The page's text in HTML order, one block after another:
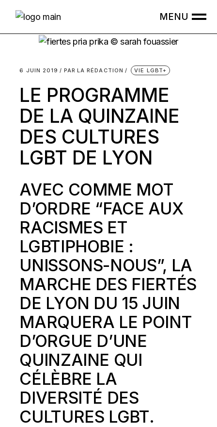
6 JUIN 2019 PAR LA RÉDACTION VIE LGBT+
LE PROGRAMME
DE LA QUINZAINE
DES CULTURES
LGBT DE LYON
AVEC COMME MOT
D’ORDRE “FACE AUX
RACISMES ET
LGBTIPHOBIE :
UNISSONS-NOUS”, LA
MARCHE DES FIERTÉS
DE LYON DU 15 JUIN
MARQUERA LE POINT
D’ORGUE D’UNE
QUINZAINE QUI
CÉLÈBRE LA
DIVERSITÉ DES
CULTURES LGBT.